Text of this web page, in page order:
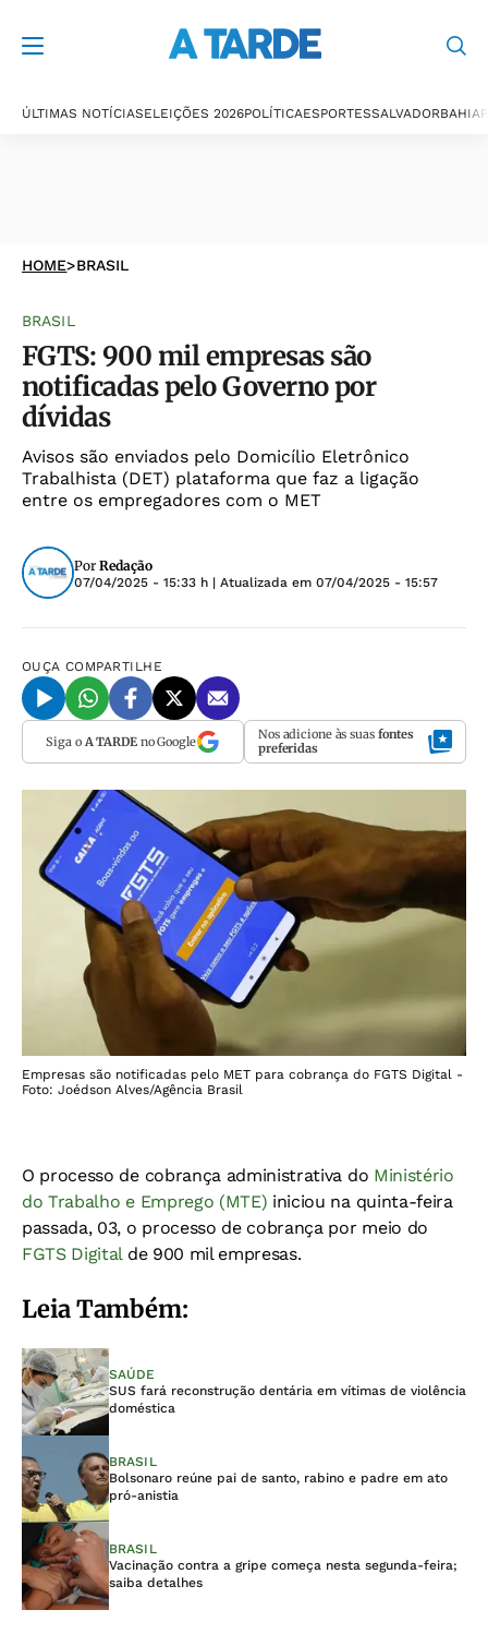
ÚLTIMAS NOTÍCIASELEIÇÕES 2026POLÍTICAESPORTESSALVADORBAHIA
HOME>BRASIL
BRASIL
FGTS: 900 mil empresas são
notificadas pelo Governo por
dívidas
Avisos são enviados pelo Domicílio Eletrônico
Trabalhista (DET) plataforma que faz a ligação
entre os empregadores com o MET
Por Redação
07/04/2025 - 15:33 h | Atualizada em 07/04/2025 - 15:57
OUÇA COMPARTILHE
Siga o A TARDEno Google Nos adicione às suas fontes
preferidas
Empresas são notificadas pelo MET para cobrança do FGTS Digital -
Foto: Joédson Alves/Agência Brasil
O processo de cobrança administrativa do Ministério
do Trabalho e Emprego (MTE) iniciou na quinta-feira
passada, 03, o processo de cobrança por meio do
FGTS Digitalde 900 mil empresas.
Leia Também:
SAÚDE
SUS fará reconstrução dentária em vítimas de violência
doméstica
BRASIL
Bolsonaro reúne pai de santo, rabino e padre em ato
pró-anistia
BRASIL
Vacinação contra a gripe começa nesta segunda-feira;
saiba detalhes